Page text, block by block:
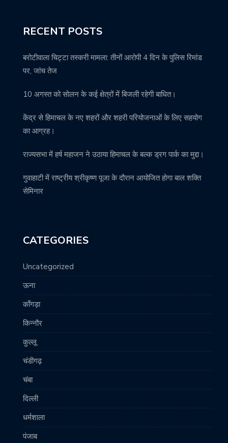
RECENT POSTS
बरोटीवाला चिट्टा तस्करी मामला: तीनों आरोपी 4 दिन के पुलिस रिमांड
पर, जांच तेज
10 अगस्त को सोलन के कई क्षेत्रों में बिजली रहेगी बाधित।
केंद्र से हिमाचल के नए शहरों और शहरी परियोजनाओं के लिए सहयोग
का आग्रह।
राज्यसभा में हर्ष महाजन ने उठाया हिमाचल के बल्क ड्रग पार्क का मुद्दा।
गुवाहाटी में राष्ट्रीय श्रीकृष्ण पूजा के दौरान आयोजित होगा बाल शक्ति
सेमिनार
CATEGORIES
Uncategorized
ऊना
काँगड़ा
किन्नौर
कुल्लू
चंडीगढ़
चंबा
दिल्ली
धर्मशाला
पंजाब